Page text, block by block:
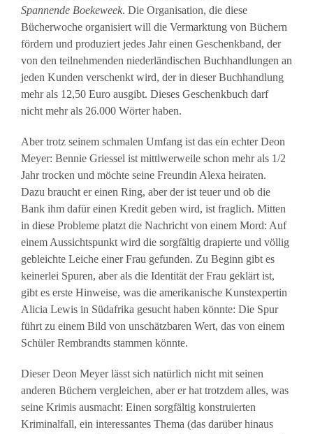
Spannende Boekeweek. Die Organisation, die diese
Bücherwoche organisiert will die Vermarktung von Büchern
fördern und produziert jedes Jahr einen Geschenkband, der
von den teilnehmenden niederländischen Buchhandlungen an
jeden Kunden verschenkt wird, der in dieser Buchhandlung
mehr als 12,50 Euro ausgibt. Dieses Geschenkbuch darf
nicht mehr als 26.000 Wörter haben.
Aber trotz seinem schmalen Umfang ist das ein echter Deon
Meyer: Bennie Griessel ist mittlwerweile schon mehr als 1/2
Jahr trocken und möchte seine Freundin Alexa heiraten.
Dazu braucht er einen Ring, aber der ist teuer und ob die
Bank ihm dafür einen Kredit geben wird, ist fraglich. Mitten
in diese Probleme platzt die Nachricht von einem Mord: Auf
einem Aussichtspunkt wird die sorgfältig drapierte und völlig
gebleichte Leiche einer Frau gefunden. Zu Beginn gibt es
keinerlei Spuren, aber als die Identität der Frau geklärt ist,
gibt es erste Hinweise, was die amerikanische Kunstexpertin
Alicia Lewis in Südafrika gesucht haben könnte: Die Spur
führt zu einem Bild von unschätzbaren Wert, das von einem
Schüler Rembrandts stammen könnte.
Dieser Deon Meyer lässt sich natürlich nicht mit seinen
anderen Büchern vergleichen, aber er hat trotzdem alles, was
seine Krimis ausmacht: Einen sorgfältig konstruierten
Kriminalfall, ein interessantes Thema (das darüber hinaus